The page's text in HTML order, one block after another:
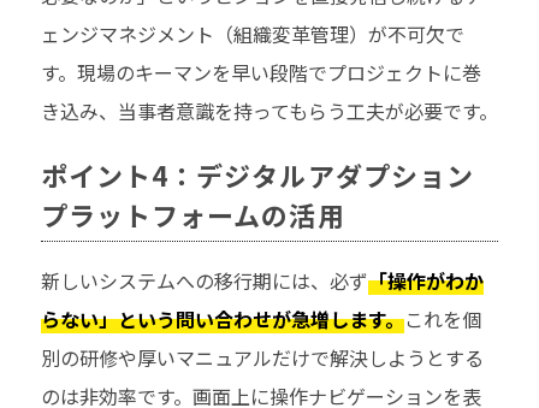
ェンジマネジメント（組織変革管理）が不可欠で
す。現場のキーマンを早い段階でプロジェクトに巻
き込み、当事者意識を持ってもらう工夫が必要です。
ポイント4：デジタルアダプション
プラットフォームの活用
新しいシステムへの移行期には、必ず「操作がわか
らない」という問い合わせが急増します。これを個
別の研修や厚いマニュアルだけで解決しようとする
のは非効率です。画面上に操作ナビゲーションを表